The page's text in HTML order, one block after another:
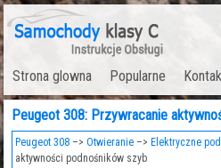
Strona glowna Popularne
Peugeot 308: Przywracanie
Peugeot 308 –>Otwieranie –> Elektryczne
aktywności podnośników szyb